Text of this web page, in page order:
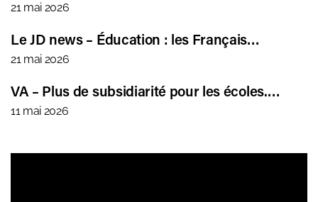
21 mai 2026
Le JD news – Éducation : les Français…
21 mai 2026
VA – Plus de subsidiarité pour les écoles.…
11 mai 2026